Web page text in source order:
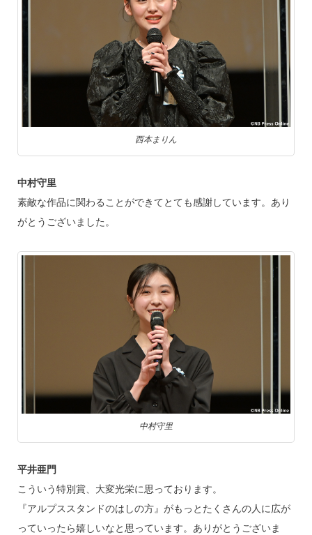
西本まりん
中村守里
素敵な作品に関わることができてとても感謝しています。あり
がとうございました。
中村守里
平井亜門
こういう特別賞、大変光栄に思っております。
『アルプススタンドのはしの方』がもっとたくさんの人に広が
っていったら嬉しいなと思っています。ありがとうございま